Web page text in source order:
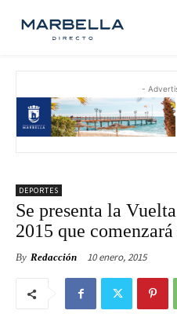
-
DEPORTES
Se presenta la
2015 que
By Redacción 10 enero, 2015